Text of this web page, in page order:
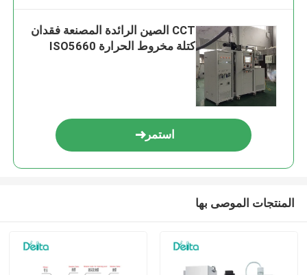
CCT الصين الرائدة المصنعة فقدان
كتلة مخروط الحرارة ISO5660
استمر
المنتجات الموصى بها